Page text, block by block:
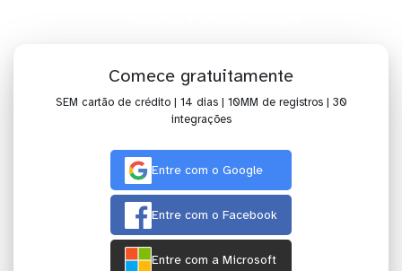
Comece gratuitamente
SEM cartão de crédito | 14 dias | 10MM de registros | 30
integrações
Entre com o Google
Entre com o Facebook
Entre com a Microsoft